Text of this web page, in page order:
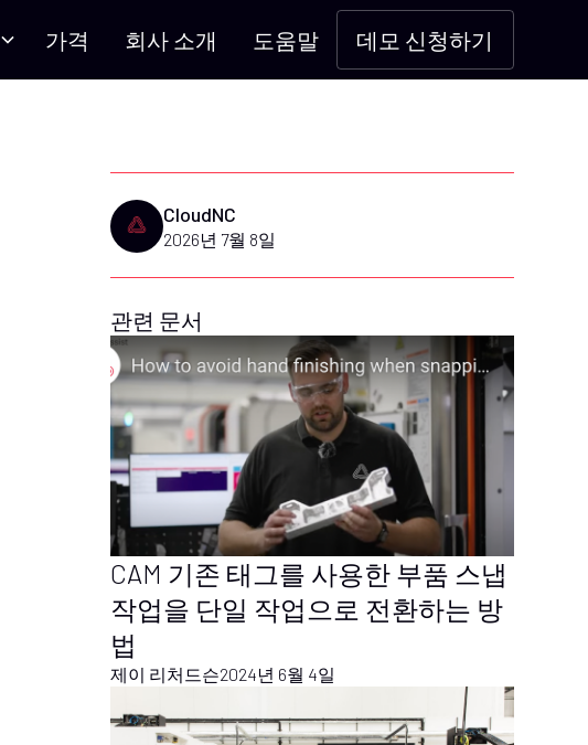
가격 회사 소개 도움말 데모 신청하기
CloudNC
2026년 7월 8일
관련 문서
CAM 기존 태그를 사용한 부품 스냅
작업을 단일 작업으로 전환하는 방
법
제이 리처드슨2024년 6월 4일